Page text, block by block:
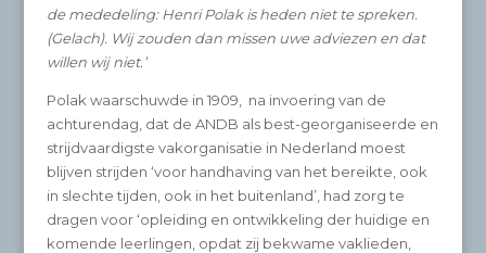
de mededeling: Henri Polak is heden niet te spreken.
(Gelach). Wij zouden dan missen uwe adviezen en dat
willen wij niet.’
Polak waarschuwde in 1909, na invoering van de
achturendag, dat de ANDB als best-georganiseerde en
strijdvaardigste vakorganisatie in Nederland moest
blijven strijden ‘voor handhaving van het bereikte, ook
in slechte tijden, ook in het buitenland’, had zorg te
dragen voor ‘opleiding en ontwikkeling der huidige en
komende leerlingen, opdat zij bekwame vaklieden,